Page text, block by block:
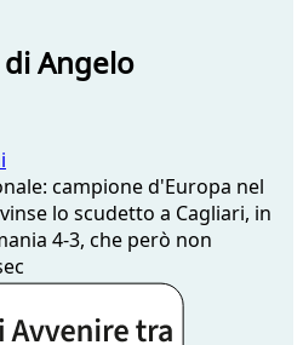
Angelo
campione d'Europa nel
lo scudetto a Cagliari, in
4-3, che però non